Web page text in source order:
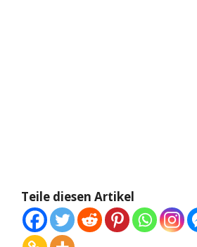
Teile diesen Artikel